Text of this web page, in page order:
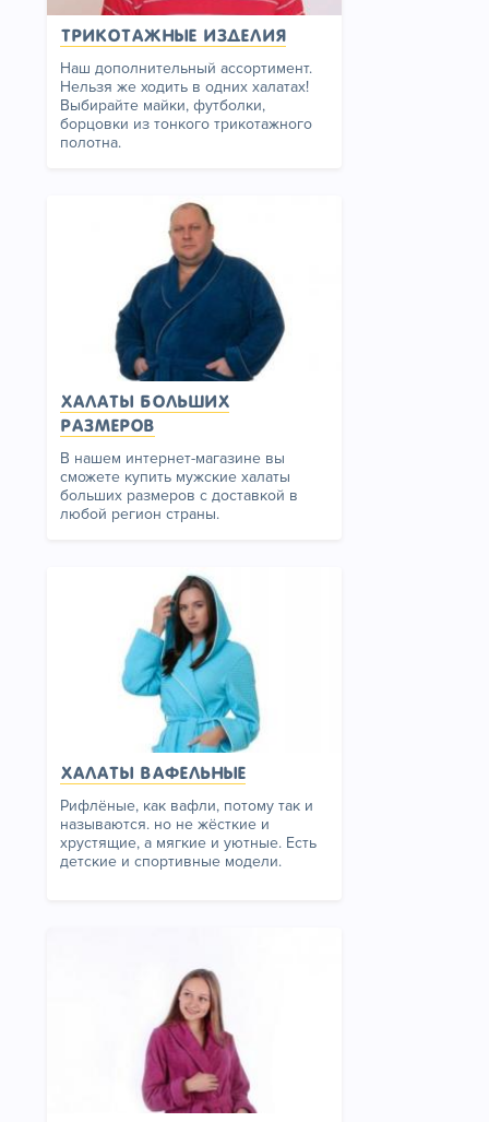
Трикотажные изделия
Наш дополнительный ассортимент.
Нельзя же ходить в одних халатах!
Выбирайте майки, футболки,
борцовки из тонкого трикотажного
полотна.
Халаты больших
размеров
В нашем интернет-магазине вы
сможете купить мужские халаты
больших размеров с доставкой в
любой регион страны.
Халаты вафельные
Рифлёные, как вафли, потому так и
называются. но не жёсткие и
хрустящие, а мягкие и уютные. Есть
детские и спортивные модели.